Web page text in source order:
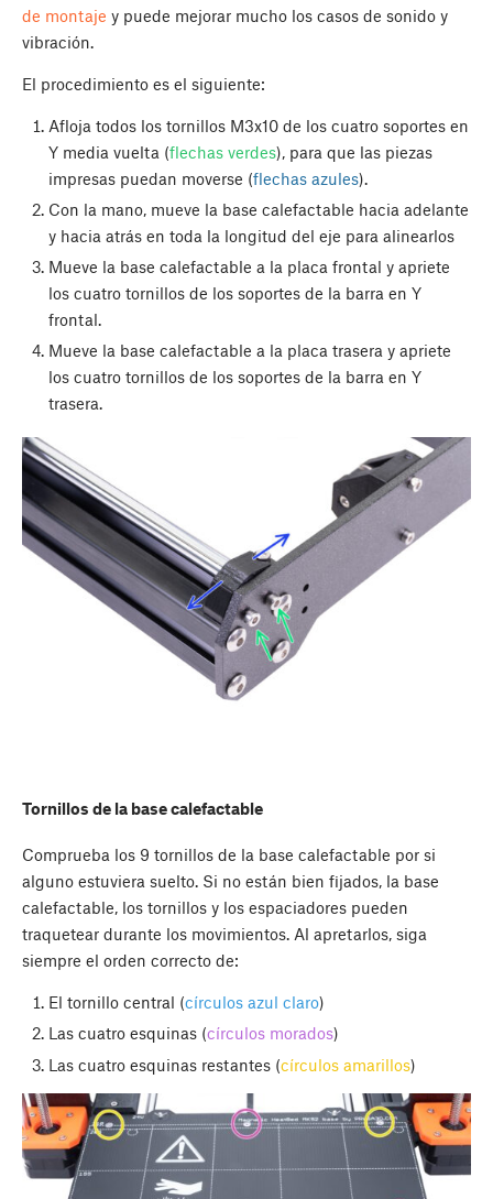
de montaje y puede mejorar mucho los casos de sonido y
vibración.
El procedimiento es el siguiente:
Afloja todos los tornillos M3x10 de los cuatro soportes en
Y media vuelta (flechas verdes), para que las piezas
impresas puedan moverse (flechas azules).
Con la mano, mueve la base calefactable hacia adelante
y hacia atrás en toda la longitud del eje para alinearlos
Mueve la base calefactable a la placa frontal y apriete
los cuatro tornillos de los soportes de la barra en Y
frontal.
Mueve la base calefactable a la placa trasera y apriete
los cuatro tornillos de los soportes de la barra en Y
trasera.
Tornillos de la base calefactable
Comprueba los 9 tornillos de la base calefactable por si
alguno estuviera suelto. Si no están bien fijados, la base
calefactable, los tornillos y los espaciadores pueden
traquetear durante los movimientos. Al apretarlos, siga
siempre el orden correcto de:
El tornillo central (círculos azul claro)
Las cuatro esquinas (círculos morados)
Las cuatro esquinas restantes (círculos amarillos)